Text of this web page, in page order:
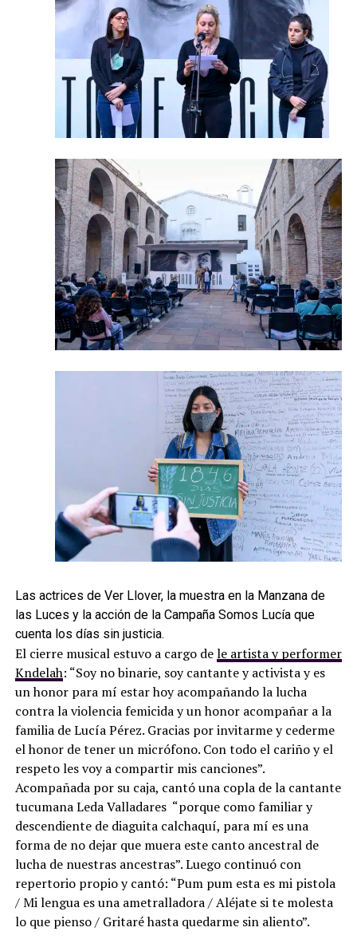
Las actrices de Ver Llover, la muestra en la Manzana de
las Luces y la acción de la Campaña Somos Lucía que
cuenta los días sin justicia.
El cierre musical estuvo a cargo dele artista y performer
Kndelah: “Soy no binarie, soy cantante y activista y es
un honor para mí estar hoy acompañando la lucha
contra la violencia femicida y un honor acompañar a la
familia de Lucía Pérez. Gracias por invitarme y cederme
el honor de tener un micrófono. Con todo el cariño y el
respeto les voy a compartir mis canciones”.
Acompañada por su caja, cantó una copla de la cantante
tucumana Leda Valladares “porque como familiar y
descendiente de diaguita calchaquí, para mí es una
forma de no dejar que muera este canto ancestral de
lucha de nuestras ancestras”. Luego continuó con
repertorio propio y cantó: “Pum pum esta es mi pistola
/ Mi lengua es una ametralladora / Aléjate si te molesta
lo que pienso / Gritaré hasta quedarme sin aliento”.